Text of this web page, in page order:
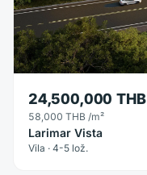
24,500,000 THB
58,000 THB /m²
Larimar Vista
Vila · 4-5 lož.